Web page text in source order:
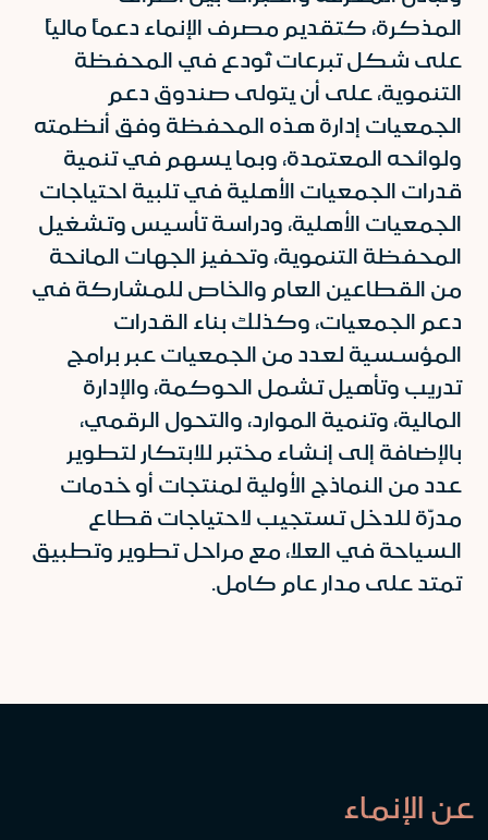
المذكرة، كتقديم مصرف الإنماء دعماً مالياً
على شكل تبرعات تُودع في المحفظة
التنموية، على أن يتولى صندوق دعم
الجمعيات إدارة هذه المحفظة وفق أنظمته
ولوائحه المعتمدة، وبما يسهم في تنمية
قدرات الجمعيات الأهلية في تلبية احتياجات
الجمعيات الأهلية، ودراسة تأسيس وتشغيل
المحفظة التنموية، وتحفيز الجهات المانحة
من القطاعين العام والخاص للمشاركة في
دعم الجمعيات، وكذلك بناء القدرات
المؤسسية لعدد من الجمعيات عبر برامج
تدريب وتأهيل تشمل الحوكمة، والإدارة
المالية، وتنمية الموارد، والتحول الرقمي،
بالإضافة إلى إنشاء مختبر للابتكار لتطوير
عدد من النماذج الأولية لمنتجات أو خدمات
مدرّة للدخل تستجيب لاحتياجات قطاع
السياحة في العلا، مع مراحل تطوير وتطبيق
تمتد على مدار عام كامل.
عن الإنماء